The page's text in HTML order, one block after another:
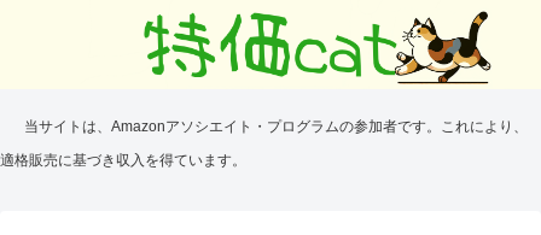
当サイトは、Amazonアソシエイト・プログラムの参加者です。これにより、
適格販売に基づき収入を得ています。